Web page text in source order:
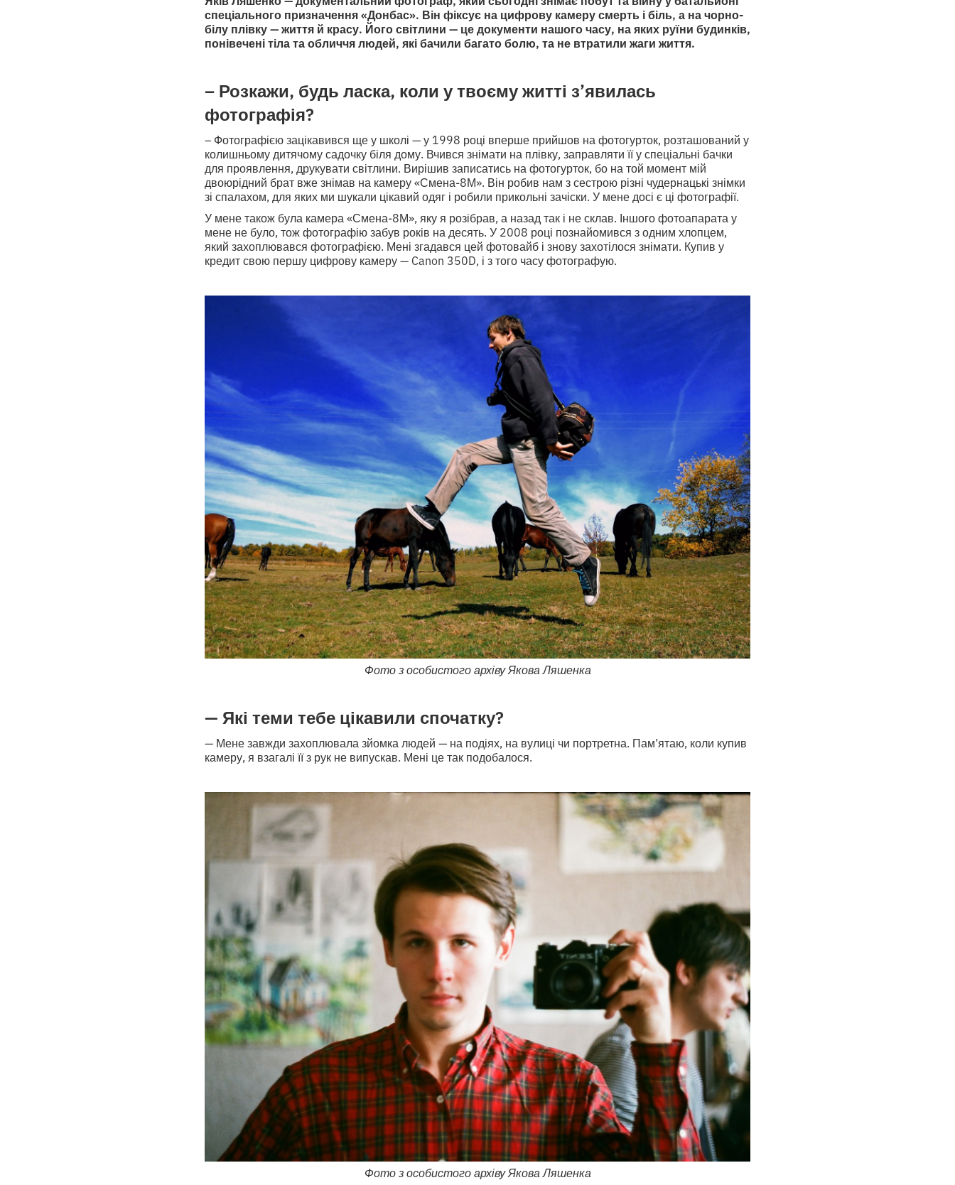
спеціального призначення «Донбас». Він фіксує на цифрову камеру смерть і біль, а на чорно-
білу плівку — життя й красу. Його світлини — це документи нашого часу, на яких руїни будинків,
понівечені тіла та обличчя людей, які бачили багато болю, та не втратили жаги життя.
– Розкажи, будь ласка, коли у твоєму житті з’явилась
фотографія?
– Фотографією зацікавився ще у школі — у 1998 році вперше прийшов на фотогурток, розташований у
колишньому дитячому садочку біля дому. Вчився знімати на плівку, заправляти її у спеціальні бачки
для проявлення, друкувати світлини. Вирішив записатись на фотогурток, бо на той момент мій
двоюрідний брат вже знімав на камеру «Смена-8М». Він робив нам з сестрою різні чудернацькі знімки
зі спалахом, для яких ми шукали цікавий одяг і робили прикольні зачіски. У мене досі є ці фотографії.
У мене також була камера «Смена-8М», яку я розібрав, а назад так і не склав. Іншого фотоапарата у
мене не було, тож фотографію забув років на десять. У 2008 році познайомився з одним хлопцем,
який захоплювався фотографією. Мені згадався цей фотовайб і знову захотілося знімати. Купив у
кредит свою першу цифрову камеру — Canon 350D, і з того часу фотографую.
Фото з особистого архіву Якова Ляшенка
— Які теми тебе цікавили спочатку?
— Мене завжди захоплювала зйомка людей — на подіях, на вулиці чи портретна. Пам’ятаю, коли купив
камеру, я взагалі її з рук не випускав. Мені це так подобалося.
Фото з особистого архіву Якова Ляшенка